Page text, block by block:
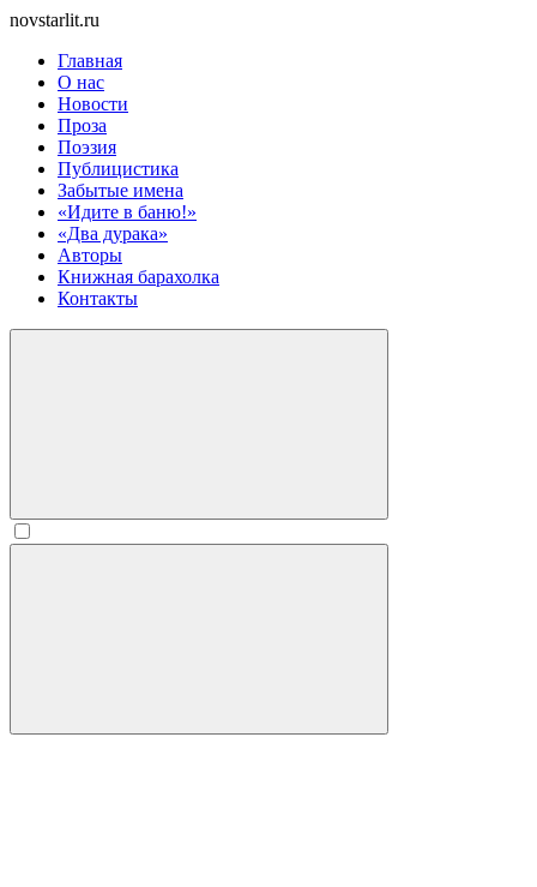
novstarlit.ru
Главная
О нас
Новости
Проза
Поэзия
Публицистика
Забытые имена
«Идите в баню!»
«Два дурака»
Авторы
Книжная барахолка
Контакты